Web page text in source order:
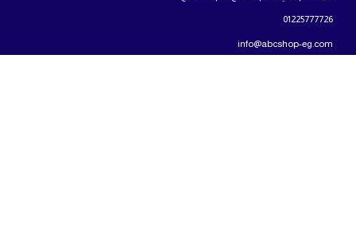
01225777726
info@abcshop-eg.com